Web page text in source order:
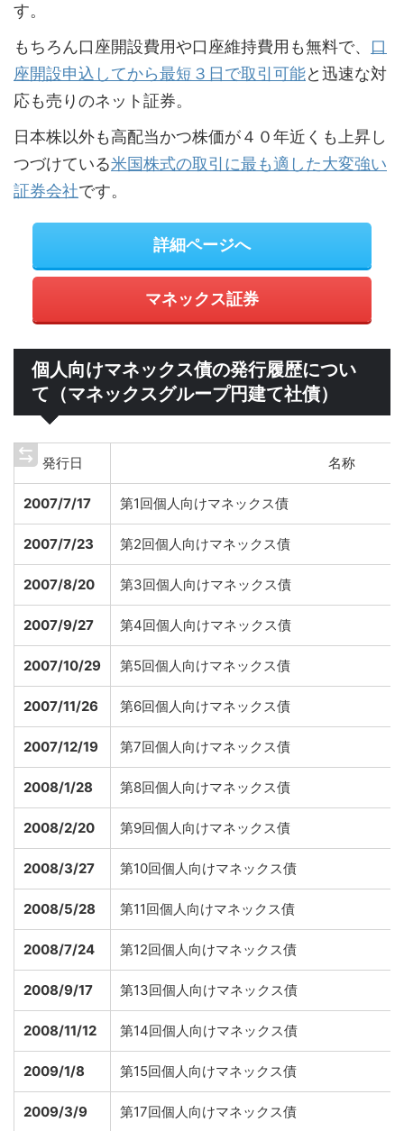
す。
もちろん口座開設費用や口座維持費用も無料で、 口
座開設申込してから最短３日で取引可能と迅速な対
応も売りのネット証券。
日本株以外も高配当かつ株価が４０年近くも上昇し
つづけている米国株式の取引に最も適した大変強い
証券会社です。
詳細ページへ
マネックス証券
個人向けマネックス債の発行履歴につい
て（マネックスグループ円建て社債）
発行日 名称
2007/7/17 第1回個人向けマネックス債
2007/7/23 第2回個人向けマネックス債
2007/8/20 第3回個人向けマネックス債
2007/9/27 第4回個人向けマネックス債
2007/10/29 第5回個人向けマネックス債
2007/11/26 第6回個人向けマネックス債
2007/12/19 第7回個人向けマネックス債
2008/1/28 第8回個人向けマネックス債
2008/2/20 第9回個人向けマネックス債
2008/3/27 第10回個人向けマネックス債
2008/5/28 第11回個人向けマネックス債
2008/7/24 第12回個人向けマネックス債
2008/9/17 第13回個人向けマネックス債
2008/11/12 第14回個人向けマネックス債
2009/1/8 第15回個人向けマネックス債
2009/3/9 第17回個人向けマネックス債